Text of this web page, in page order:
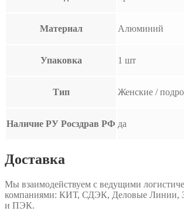
Материал Алюминий
Упаковка 1 шт
Тип Женские /
Наличие РУ Росздрав РФ да
Доставка
Мы взаимодействуем с ведущими
компаниями: КИТ, СДЭК, Деловые Линии,
и ПЭК.